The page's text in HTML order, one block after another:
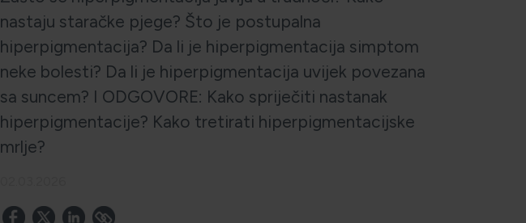
nastaju staračke pjege? Što je postupalna
hiperpigmentacija? Da li je hiperpigmentacija simptom
neke bolesti? Da li je hiperpigmentacija uvijek povezana
sa suncem? I ODGOVORE: Kako spriječiti nastanak
hiperpigmentacije? Kako tretirati hiperpigmentacijske
mrlje?